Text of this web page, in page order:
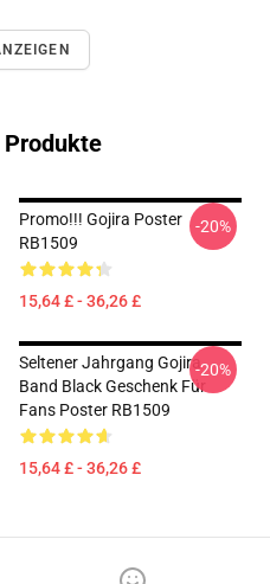
Promo!!! Gojira Poster
RB1509
15,64 £ - 36,26 £
-20%
Seltener Jahrgang Gojira
Band Black Geschenk Für
Fans Poster RB1509
15,64 £ - 36,26 £
-20%